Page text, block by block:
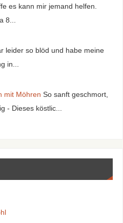
es kann mir jemand helfen.
8...
leider so blöd und habe meine
in...
mit Möhren So sanft geschmort,
- Dieses köstlic...